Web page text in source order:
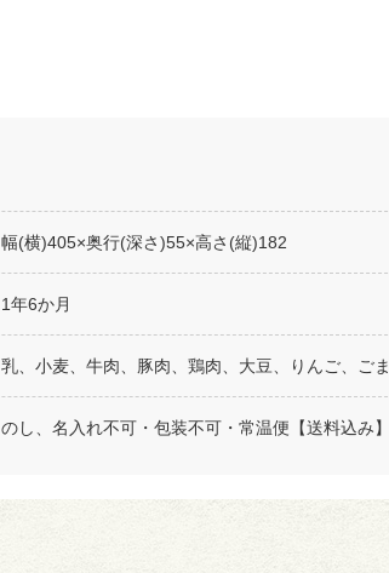
幅(横)405×奥行(深さ)55×高さ(縦)182
1年6か月
乳、小麦、牛肉、豚肉、鶏肉、大豆、りんご、ごま
のし、名入れ不可・包装不可・常温便【送料込み】